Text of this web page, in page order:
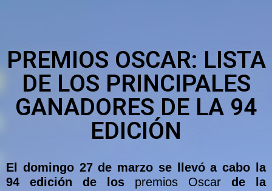
PREMIOS OSCAR: LISTA
DE LOS PRINCIPALES
GANADORES DE LA 94
EDICIÓN
El domingo 27 de marzo se llevó a cabo la
94 edición de los premios Oscar de la